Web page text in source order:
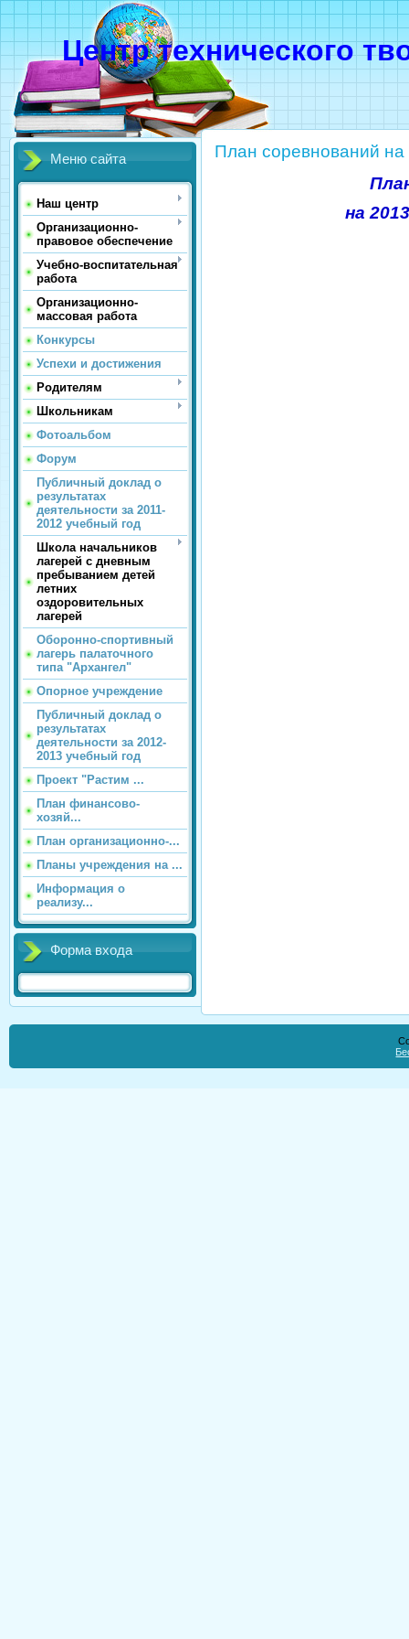
Центр технического
Меню сайта
Наш центр
Организационно-
правовое обеспечение
Учебно-воспитательная
работа
Организационно-
массовая работа
Конкурсы
Успехи и достижения
Родителям
Школьникам
Фотоальбом
Форум
Публичный доклад о
результатах
деятельности за 2011-
2012 учебный год
Школа начальников
лагерей с дневным
пребыванием детей
летних
оздоровительных
лагерей
Оборонно-спортивный
лагерь палаточного
типа "Архангел"
Опорное учреждение
Публичный доклад о
результатах
деятельности за 2012-
2013 учебный год
Проект "Растим ...
План финансово-
хозяй...
План организационно-...
Планы учреждения на ...
Информация о
реализу...
Форма входа
План соревнований
на